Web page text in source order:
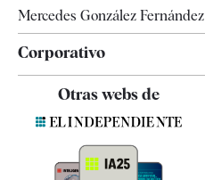
Mercedes González Fernández
Corporativo
Contacto
Otras webs de